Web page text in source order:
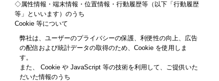
◇属性情報・端末情報・位置情報・行動履歴等（以下「行動履歴
等」といいます）のうち
Cookie 等について
弊社は、ユーザーのプライバシーの保護、利便性の向上、広告
の配信および統計データの取得のため、Cookie を使用しま
す。
また、 Cookie や JavaScript 等の技術を利用して、ご提供いた
だいた情報のうち